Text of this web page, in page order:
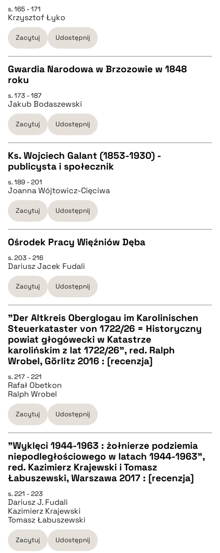
pobierz cytat
BIBTEX
pobierz cytat
s. 165 - 171
Krzysztof Łyko
Zacytuj Udostępnij
pobierz cytat
BIBTEX
pobierz cytat
Gwardia Narodowa w Brzozowie w 1848
roku
s. 173 - 187
Jakub Bodaszewski
Zacytuj Udostępnij
CZYSTY TEKST
pobierz cytat
BIBTEX
pobierz cytat
Ks. Wojciech Galant (1853-1930) -
publicysta i społecznik
s. 189 - 201
Joanna Wójtowicz-Cięciwa
Zacytuj Udostępnij
CZYSTY TEKST
pobierz cytat
BIBTEX
pobierz cytat
Ośrodek Pracy Więźniów Dęba
s. 203 - 216
Dariusz Jacek Fudali
Zacytuj Udostępnij
CZYSTY TEKST
pobierz cytat
BIBTEX
pobierz cytat
"Der Altkreis Oberglogau im Karolinischen
Steuerkataster von 1722/26 = Historyczny
powiat głogówecki w Katastrze
karolińskim z lat 1722/26", red. Ralph
Wrobel, Görlitz 2016 : [recenzja]
s. 217 - 221
Rafał Obetkon
Ralph Wrobel
Zacytuj Udostępnij
CZYSTY TEKST
pobierz cytat
BIBTEX
pobierz cytat
"Wyklęci 1944-1963 : żołnierze podziemia
niepodległościowego w latach 1944-1963",
red. Kazimierz Krajewski i Tomasz
Łabuszewski, Warszawa 2017 : [recenzja]
s. 221 - 223
Dariusz J. Fudali
Kazimierz Krajewski
Tomasz Łabuszewski
Zacytuj Udostępnij